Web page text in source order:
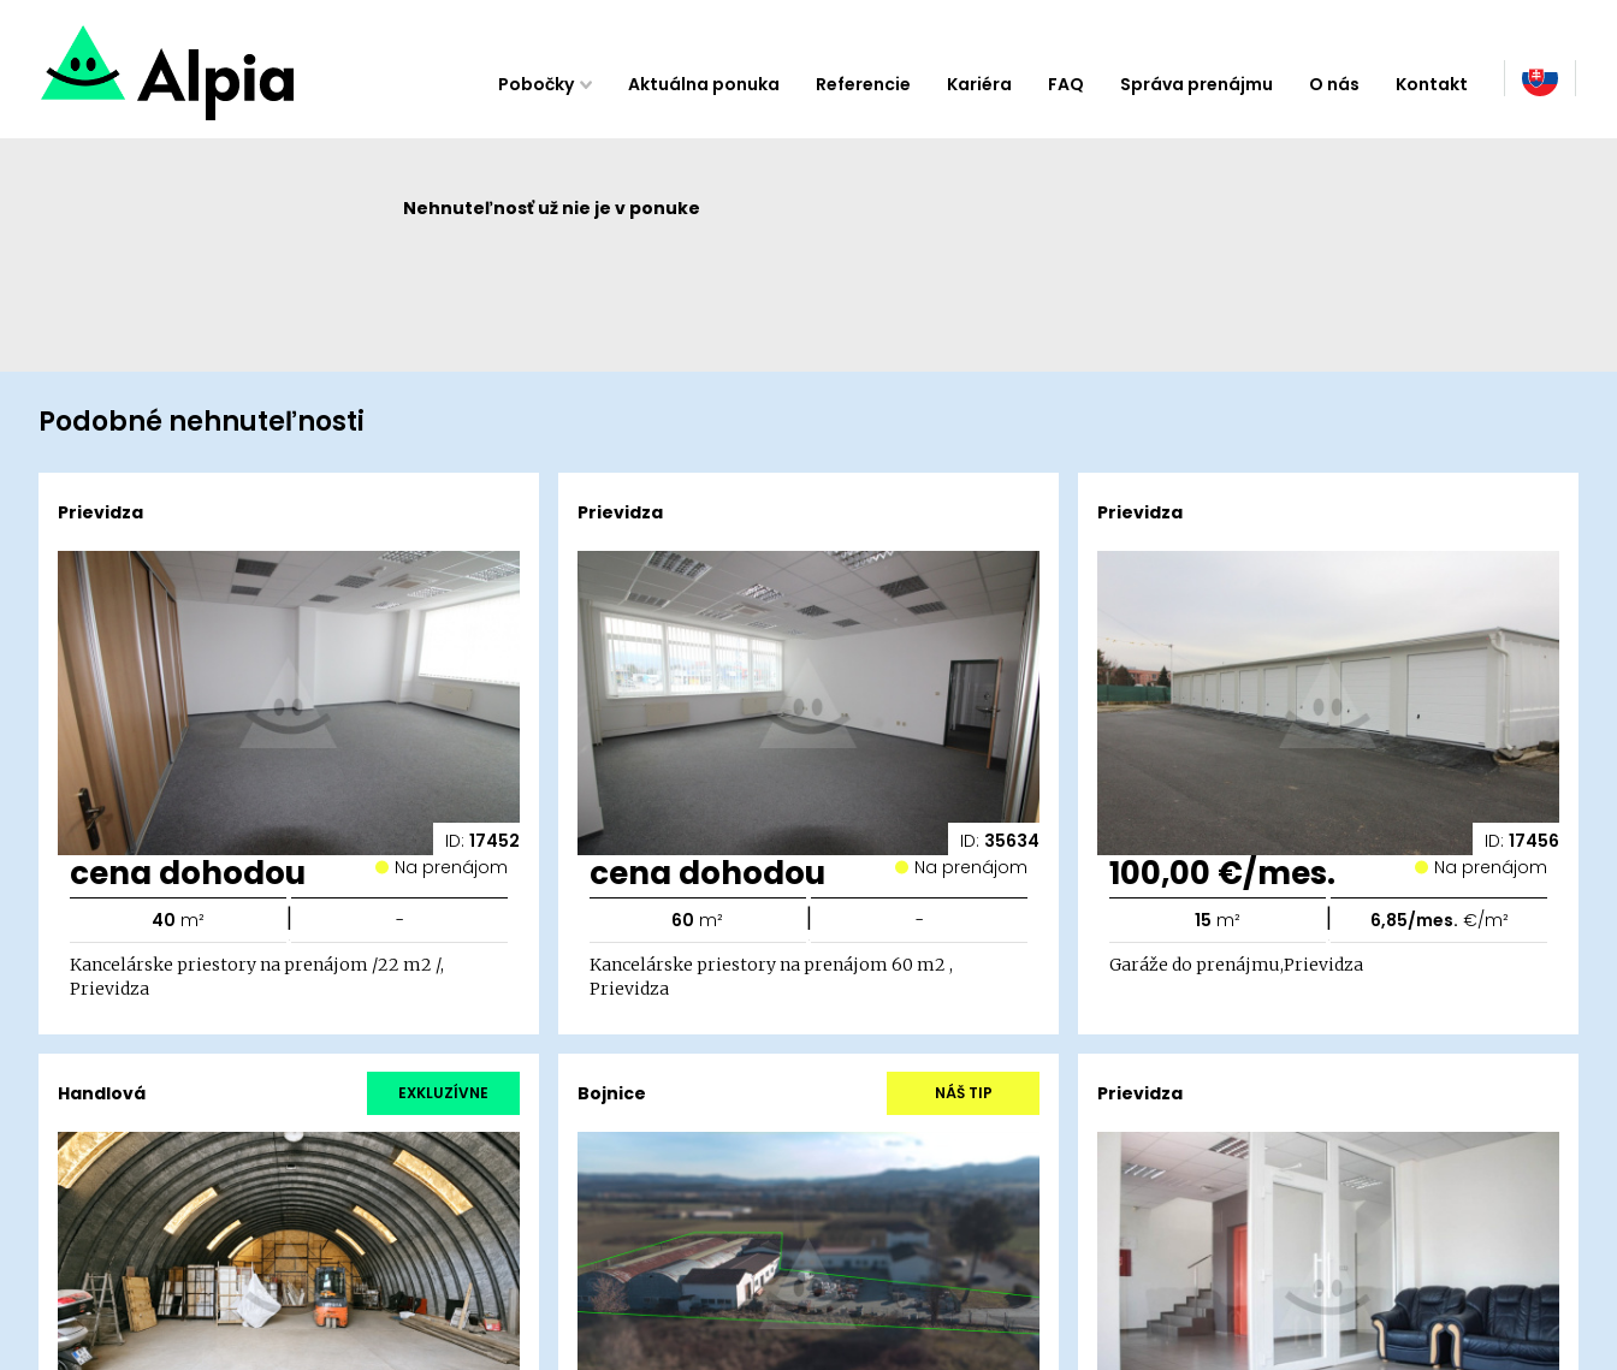
Pobočky Aktuálna ponuka Referencie Kariéra FAQ Správa prenájmu O nás Kontakt
Nehnuteľnosť už nie je v ponuke
Podobné nehnuteľnosti
ID: 17452
Prievidza
cena dohodou Na prenájom
40 m² | -
Kancelárske priestory na prenájom /22 m2 /,
Prievidza
ID: 35634
Prievidza
cena dohodou Na prenájom
60 m² | -
Kancelárske priestory na prenájom 60 m2 ,
Prievidza
ID: 17456
Prievidza
100,00 €/mes. Na prenájom
15 m² | 6,85/mes. €/m²
Garáže do prenájmu,Prievidza
Handlová EXKLUZÍVNE Bojnice NÁŠ TIP Prievidza